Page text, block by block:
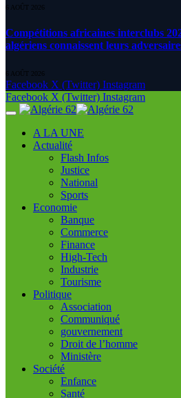
6 AOÛT 2026
Compétitions africaines interclubs
algériens connaissent leurs
6 AOÛT 2026
Facebook X (Twitter) Instagram
Facebook X (Twitter) Instagram
A LA UNE
Actualité
Flash Infos
Justice
National
Sports
Economie
Banque
Commerce
Finance
High-Tech
Industrie
Tourisme
Politique
Association
Communiqué
gouvernement
Droit de l’homme
Ministère
Société
Enfance
Santé